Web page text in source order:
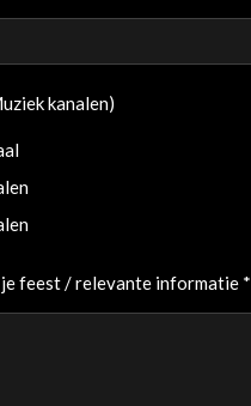
kanalen)
feest / relevante informatie *